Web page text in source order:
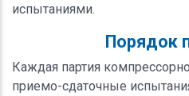
испытаниями.
Порядок
Каждая партия
приемо-сдаточные